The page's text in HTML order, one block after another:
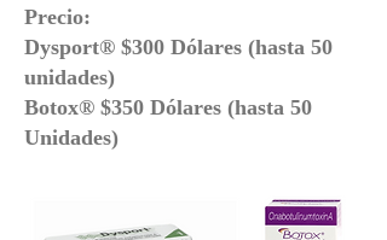
Precio:
Dysport® $300 Dólares (hasta 50
unidades)
Botox® $350 Dólares (hasta 50
Unidades)